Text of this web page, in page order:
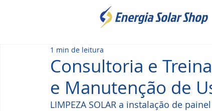
Consultoria e
e Manutenção de
1 min de leitura
LIMPEZA SOLAR a instalação de